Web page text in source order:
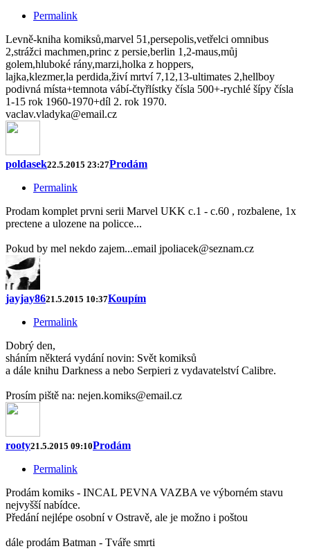
Permalink
Levně-kniha komiksů,marvel 51,persepolis,vetřelci omnibus
2,strážci machmen,princ z persie,berlin 1,2-maus,můj
golem,hluboké rány,marzi,holka z hoppers,
lajka,klezmer,la perdida,živí mrtví 7,12,13-ultimates 2,hellboy
podivná místa+temnota vábí-čtyřlístky čísla 500+-rychlé šípy čísla
1-15 rok 1960-1970+díl 2. rok 1970.
vaclav.vladyka@email.cz
poldasek22.5.2015 23:27Prodám
Permalink
Prodam komplet prvni serii Marvel UKK c.1 - c.60 , rozbalene, 1x
prectene a ulozene na policce...
Pokud by mel nekdo zajem...email jpoliacek@seznam.cz
jayjay8621.5.2015 10:37Koupím
Permalink
Dobrý den,
sháním některá vydání novin: Svět komiksů
a dále knihu Darkness a nebo Serpieri z vydavatelství Calibre.
Prosím piště na: nejen.komiks@email.cz
rooty21.5.2015 09:10Prodám
Permalink
Prodám komiks - INCAL PEVNA VAZBA ve výborném stavu
nejvyšší nabídce.
Předání nejlépe osobní v Ostravě, ale je možno i poštou
dále prodám Batman - Tváře smrti